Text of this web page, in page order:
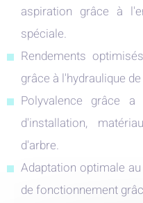
aspiration grâce à
spéciale.
Rendements
grâce à l'hydraulique
Polyvalence grâce
d'installation,
d'arbre.
Adaptation optimale
de fonctionnement